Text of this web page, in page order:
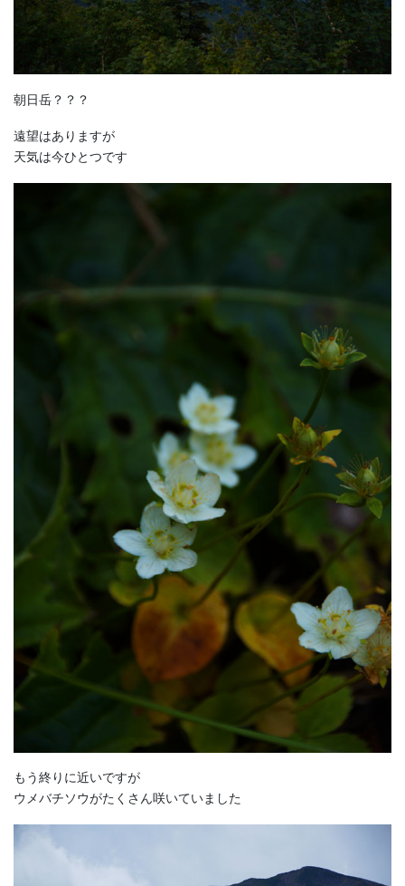
朝日岳？？？
遠望はありますが
天気は今ひとつです
もう終りに近いですが
ウメバチソウがたくさん咲いていました